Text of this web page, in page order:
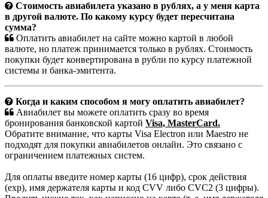
Стоимость авиабилета указано в рублях, а у меня карта
в другой валюте. По какому курсу будет пересчитана
сумма?
Оплатить авиабилет на сайте можно картой в любой
валюте, но платеж принимается только в рублях. Стоимость
покупки будет конвертирована в рубли по курсу платежной
системы и банка-эмитента.
Когда и каким способом я могу оплатить авиабилет?
Авиабилет вы можете оплатить сразу во время
бронирования банковской картой Visa, MasterCard.
Обратите внимание, что карты Visa Electron или Maestro не
подходят для покупки авиабилетов онлайн. Это связано с
ограничением платежных систем.
Для оплаты введите номер карты (16 цифр), срок действия
(exp), имя держателя карты и код CVV либо CVC2 (3 цифры).